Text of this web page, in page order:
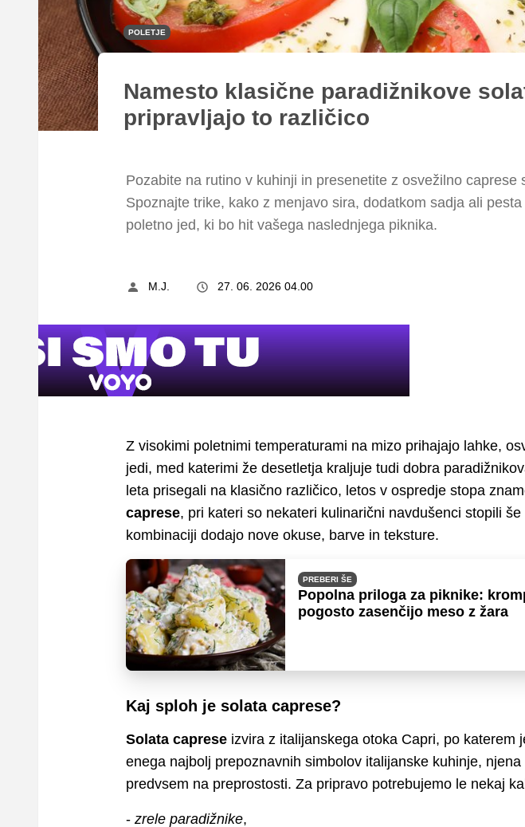
POLETJE
Namesto klasične paradižnikove
pripravljajo to različico
Pozabite na rutino v kuhinji in presenetite z osvežilno caprese
Spoznajte trike, kako z menjavo sira, dodatkom sadja ali
poletno jed, ki bo hit vašega naslednjega piknika.
M.J. 27. 06. 2026 04.00
Z visokimi poletnimi temperaturami na mizo prihajajo lahke,
jedi, med katerimi že desetletja kraljuje tudi dobra
leta prisegali na klasično različico, letos v ospredje stopa
caprese, pri kateri so nekateri kulinarični navdušenci stopili
kombinaciji dodajo nove okuse, barve in teksture.
PREBERI ŠE
Popolna priloga za piknike:
pogosto zasenčijo meso z žara
Kaj sploh je solata caprese?
Solata caprese izvira z italijanskega otoka Capri, po katerem
enega najbolj prepoznavnih simbolov italijanske kuhinje,
predvsem na preprostosti. Za pripravo potrebujemo le nekaj
- zrele paradižnike,